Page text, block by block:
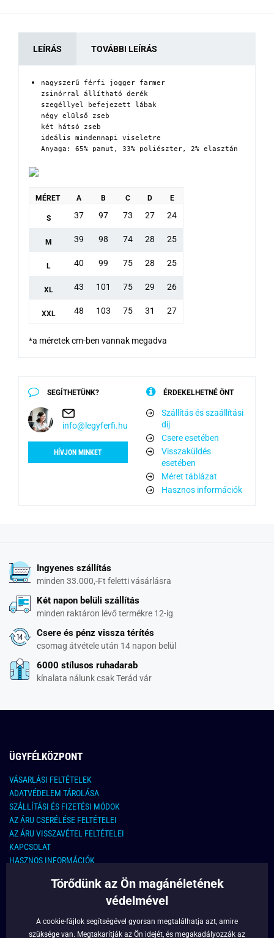
LEÍRÁS TOVÁBBI LEÍRÁS
nagyszerű férfi jogger farmer
zsinórral állítható derék
szegéllyel befejezett lábak
négy elülső zseb
két hátsó zseb
ideális mindennapi viseletre
Anyaga: 65% pamut, 33% poliészter, 2% elasztán
MÉRET A B C D E
S 37 97 73 27 24
M 39 98 74 28 25
L 40 99 75 28 25
XL 43 101 75 29 26
XXL 48 103 75 31 27
*a méretek cm-ben vannak megadva
SEGÍTHETÜNK?
info@legyferfi.hu
HÍVJON MINKET
ÉRDEKELHETNÉ ÖNT
Szállítás és szaállítási
díj
Csere esetében
Visszaküldés
esetében
Méret táblázat
Hasznos információk
Ingyenes szállítás
minden 33.000,-Ft feletti vásárlásra
Két napon belüli szállítás
minden raktáron lévő termékre 12-ig
Csere és pénz vissza térítés
csomag átvétele után 14 napon belül
6000 stílusos ruhadarab
kínalata nálunk csak Terád vár
ÜGYFÉLKÖZPONT
VÁSARLÁSI FELTÉTELEK
ADATVÉDELEM TÁROLÁSA
SZÁLLÍTÁSI ÉS FIZETÉSI MÓDOK
AZ ÁRU CSERÉLÉSE FELTÉTELEI
AZ ÁRU VISSZAVÉTEL FELTÉTELEI
KAPCSOLAT
HASZNOS INFORMÁCIÓK
KAPCSOLAT
info@legyferfi.hu
Törődünk az Ön magánéletének
védelmével
A cookie-fájlok segítségével gyorsan megtalálhatja azt, amire
szüksége van. Megtakarítják az Ön idejét, és megakadályozzák az